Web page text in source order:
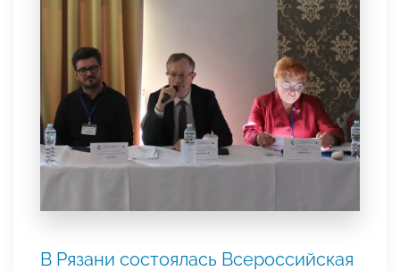
В Рязани состоялась Всероссийская